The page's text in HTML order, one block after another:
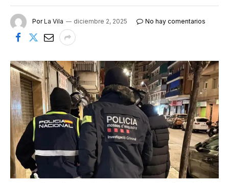
Por La Vila diciembre 2, 2025 No hay comentarios